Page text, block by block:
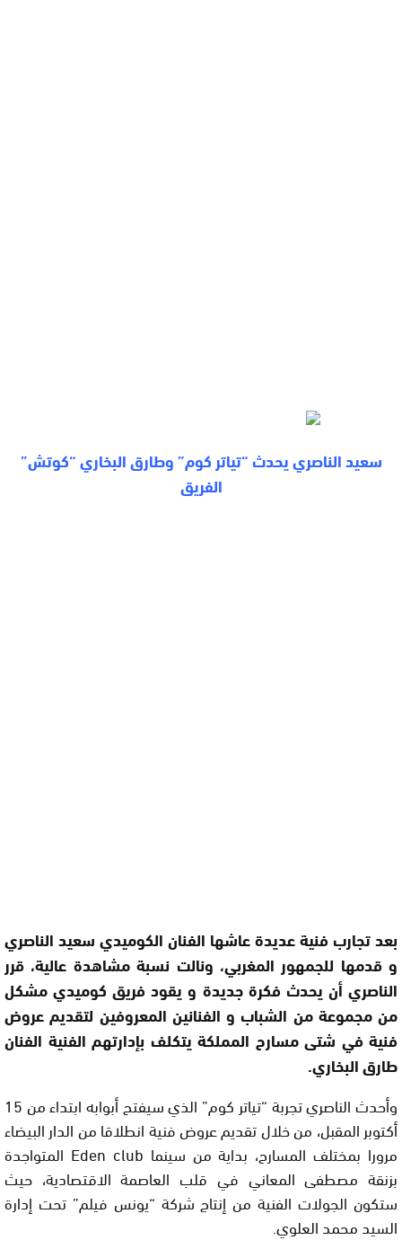
سعيد الناصري يحدث “تياتر كوم”وطارق البخاري “كوتش”
الفريق
بعد تجارب فنية عديدة عاشها الفنان الكوميدي سعيد الناصري
و قدمها للجمهور المغربي، ونالت نسبة مشاهدة عالية، قرر
الناصري أن يحدث فكرة جديدة و يقود فريق كوميدي مشكل
من مجموعة من الشباب و الفنانين المعروفين لتقديم عروض
فنية في شتى مسارح المملكة يتكلف بإدارتهم الفنية الفنان
طارق البخاري.
وأحدث الناصري تجربة “تياتر كوم” الذي سيفتح أبوابه ابتداء من 15
أكتوبر المقبل، من خلال تقديم عروض فنية انطلاقا من الدار البيضاء
مرورا بمختلف المسارح، بداية من سينما Eden club المتواجدة
بزنقة مصطفى المعاني في قلب العاصمة الاقتصادية، حيث
ستكون الجولات الفنية من إنتاج شركة “يونس فيلم” تحت إدارة
السيد محمد العلوي.